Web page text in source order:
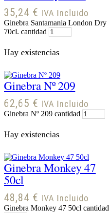
35,24 € IVA Incluido
Ginebra Santamania London Dry
70cl. cantidad
Hay existencias
Ginebra Nº 209
62,65 € IVA Incluido
Ginebra Nº 209 cantidad
Hay existencias
Ginebra Monkey 47
50cl
48,84 € IVA Incluido
Ginebra Monkey 47 50cl cantidad